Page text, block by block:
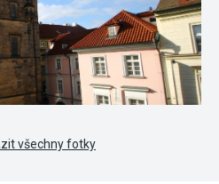
všechny fotky